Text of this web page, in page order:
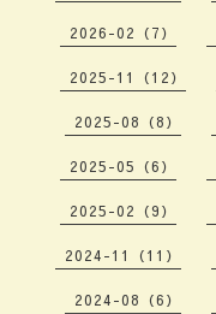
2026-02（7）
2025-11（12）
2025-08（8）
2025-05（6）
2025-02（9）
2024-11（11）
2024-08（6）